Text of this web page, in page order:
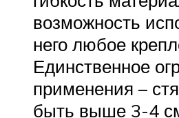
возможность
него любое
Единственное
применения –
быть выше 3-4